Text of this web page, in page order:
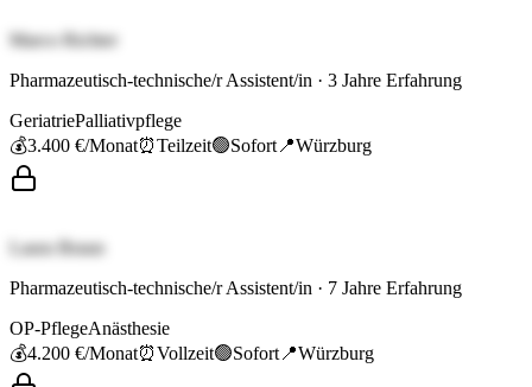
Marco Richter
Pharmazeutisch-technische/r Assistent/in · 3 Jahre Erfahrung
GeriatriePalliativpflege
💰3.400 €/Monat⏰Teilzeit🟢Sofort 📍Würzburg
Laura Braun
Pharmazeutisch-technische/r Assistent/in · 7 Jahre Erfahrung
OP-PflegeAnästhesie
💰4.200 €/Monat⏰Vollzeit🟢Sofort 📍Würzburg